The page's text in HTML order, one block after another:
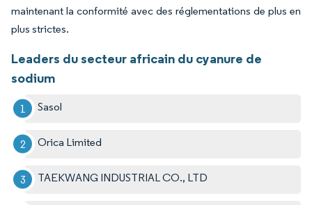
maintenant la conformité avec des réglementations de plus en
plus strictes.
Leaders du secteur africain du cyanure de
sodium
Sasol
Orica Limited
TAEKWANG INDUSTRIAL CO., LTD